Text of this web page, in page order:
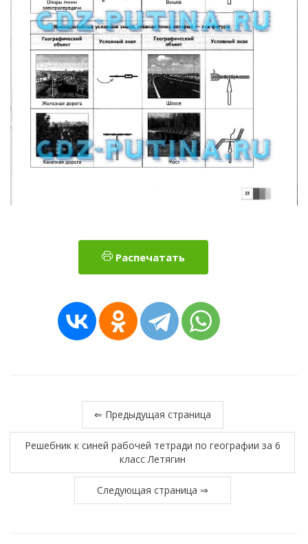
Распечатать
⇐ Предыдущая страница
Решебник к синей рабочей тетради по географии за 6
класс Летягин
Следующая страница ⇒